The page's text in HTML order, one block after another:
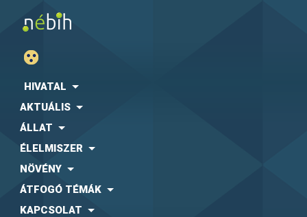
HIVATAL
AKTUÁLIS
ÁLLAT
ÉLELMISZER
NÖVÉNY
ÁTFOGÓ TÉMÁK
KAPCSOLAT